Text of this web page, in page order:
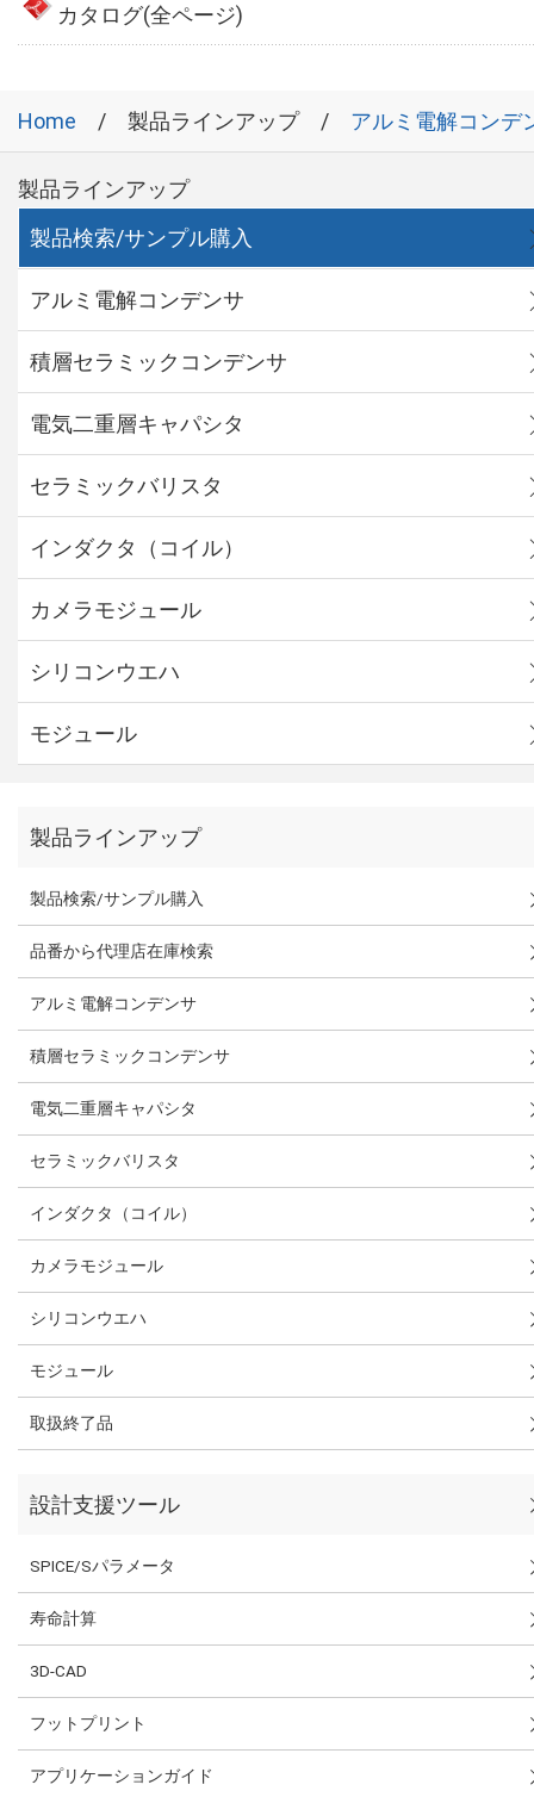
カタログ(全ページ)
Home 製品ラインアップ アルミ電解コンデ
製品ラインアップ
製品検索/サンプル購入
アルミ電解コンデンサ
積層セラミックコンデンサ
電気二重層キャパシタ
セラミックバリスタ
インダクタ（コイル）
カメラモジュール
シリコンウエハ
モジュール
製品ラインアップ
製品検索/サンプル購入
品番から代理店在庫検索
アルミ電解コンデンサ
積層セラミックコンデンサ
電気二重層キャパシタ
セラミックバリスタ
インダクタ（コイル）
カメラモジュール
シリコンウエハ
モジュール
取扱終了品
設計支援ツール
SPICE/Sパラメータ
寿命計算
3D-CAD
フットプリント
アプリケーションガイド